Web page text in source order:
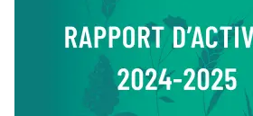
Rapport d’activité 2024-2025
Retrouvez un panorama des
d’ARVALIS pour la période 2024-
rapport d’activité de l’institut. 40